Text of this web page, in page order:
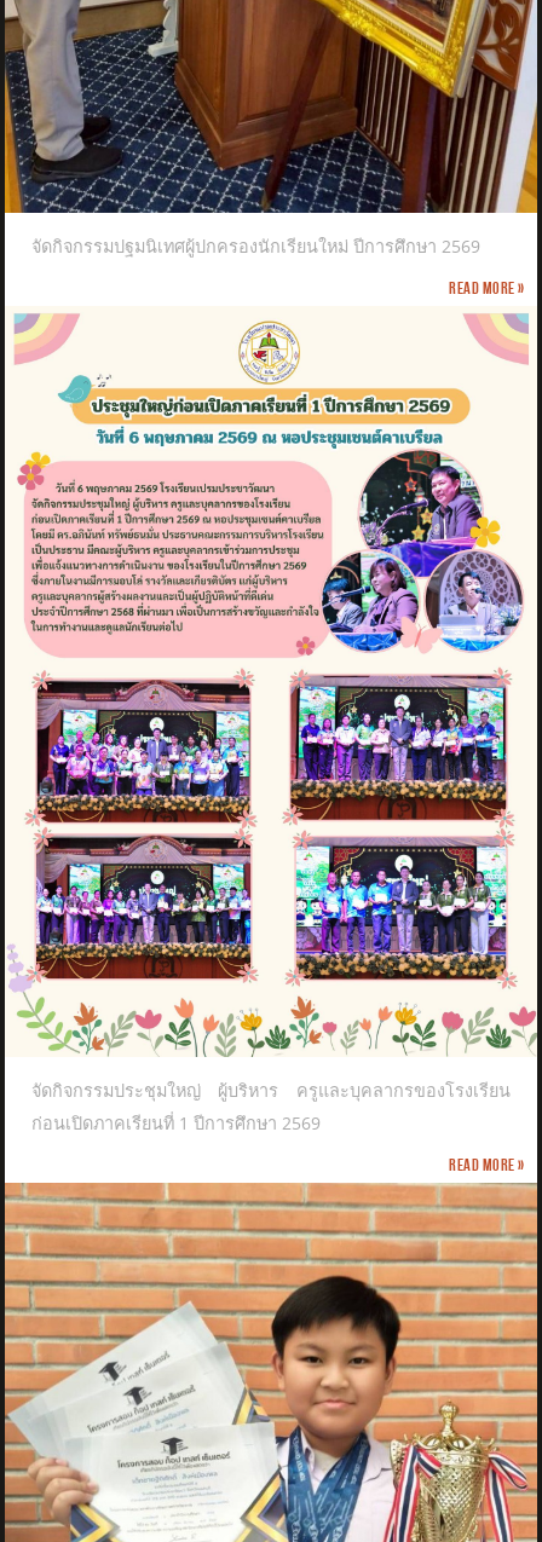
จัดกิจกรรมปฐมนิเทศผู้ปกครองนักเรียนใหม่ ปีการศึกษา 2569
Read more »
จัดกิจกรรมประชุมใหญ่ ผู้บริหาร ครูและบุคลากรของโรงเรียน
ก่อนเปิดภาคเรียนที่ 1 ปีการศึกษา 2569
Read more »